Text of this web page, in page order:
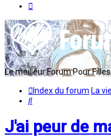
Le meilleur Forum Pour
Index du forum La
Rechercher
J'ai peur de